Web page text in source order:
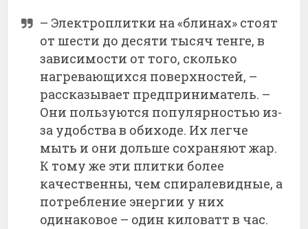
– Электроплитки на «блинах» стоят
от шести до десяти тысяч тенге, в
зависимости от того, сколько
нагревающихся поверхностей, –
рассказывает предприниматель. –
Они пользуются популярностью из-
за удобства в обиходе. Их легче
мыть и они дольше сохраняют жар.
К тому же эти плитки более
качественны, чем спиралевидные, а
потребление энергии у них
одинаковое – один киловатт в час.